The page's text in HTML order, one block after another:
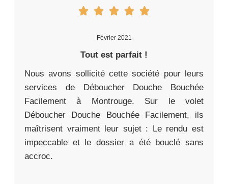
Février 2021
Tout est parfait !
Nous avons sollicité cette société pour leurs
services de Déboucher Douche Bouchée
Facilement à Montrouge. Sur le volet
Déboucher Douche Bouchée Facilement, ils
maîtrisent vraiment leur sujet : Le rendu est
impeccable et le dossier a été bouclé sans
accroc.